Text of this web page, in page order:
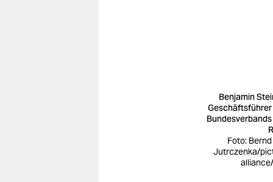
Benjamin
Geschäftsführer
Foto:
Jutrczenka/